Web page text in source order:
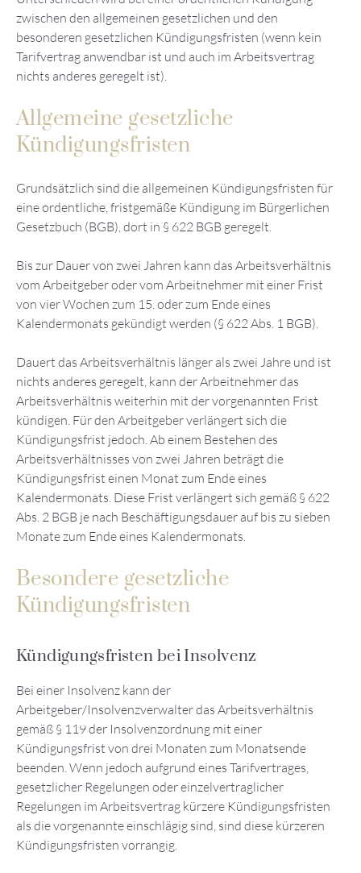
zwischen den allgemeinen gesetzlichen und den
besonderen gesetzlichen Kündigungsfristen (wenn kein
Tarifvertrag anwendbar ist und auch im Arbeitsvertrag
nichts anderes geregelt ist).
Allgemeine gesetzliche
Kündigungsfristen
Grundsätzlich sind die allgemeinen Kündigungsfristen für
eine ordentliche, fristgemäße Kündigung im Bürgerlichen
Gesetzbuch (BGB), dort in § 622 BGB geregelt.
Bis zur Dauer von zwei Jahren kann das Arbeitsverhältnis
vom Arbeitgeber oder vom Arbeitnehmer mit einer Frist
von vier Wochen zum 15. oder zum Ende eines
Kalendermonats gekündigt werden (§ 622 Abs. 1 BGB).
Dauert das Arbeitsverhältnis länger als zwei Jahre und ist
nichts anderes geregelt, kann der Arbeitnehmer das
Arbeitsverhältnis weiterhin mit der vorgenannten Frist
kündigen. Für den Arbeitgeber verlängert sich die
Kündigungsfrist jedoch. Ab einem Bestehen des
Arbeitsverhältnisses von zwei Jahren beträgt die
Kündigungsfrist einen Monat zum Ende eines
Kalendermonats. Diese Frist verlängert sich gemäß § 622
Abs. 2 BGB je nach Beschäftigungsdauer auf bis zu sieben
Monate zum Ende eines Kalendermonats.
Besondere gesetzliche
Kündigungsfristen
Kündigungsfristen bei Insolvenz
Bei einer Insolvenz kann der
Arbeitgeber/Insolvenzverwalter das Arbeitsverhältnis
gemäß § 119 der Insolvenzordnung mit einer
Kündigungsfrist von drei Monaten zum Monatsende
beenden. Wenn jedoch aufgrund eines Tarifvertrages,
gesetzlicher Regelungen oder einzelvertraglicher
Regelungen im Arbeitsvertrag kürzere Kündigungsfristen
als die vorgenannte einschlägig sind, sind diese kürzeren
Kündigungsfristen vorrangig.